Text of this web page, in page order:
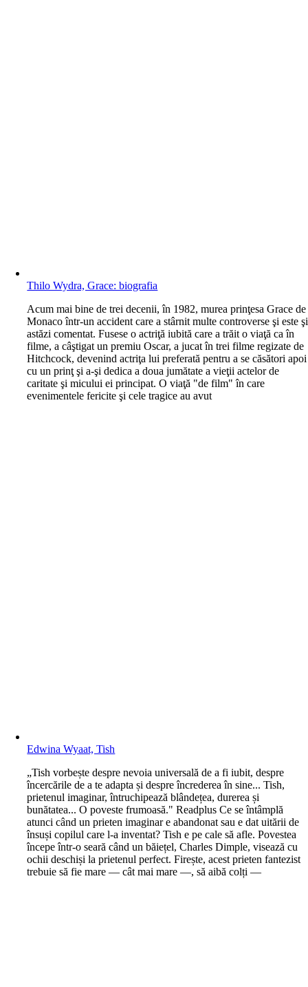
Thilo Wydra, Grace: biografia
Acum mai bine de trei decenii, în 1982, murea prinţesa Grace de
Monaco într-un accident care a stârnit multe controverse şi este şi
astăzi comentat. Fusese o actriţă iubită care a trăit o viaţă ca în
filme, a câştigat un premiu Oscar, a jucat în trei filme regizate de
Hitchcock, devenind actriţa lui preferată pentru a se căsători apoi
cu un prinţ şi a-şi dedica a doua jumătate a vieţii actelor de
caritate şi micului ei principat. O viaţă "de film" în care
evenimentele fericite şi cele tragice au avut
Edwina Wyaat, Tish
„Tish vorbește despre nevoia universală de a fi iubit, despre
încercările de a te adapta și despre încrederea în sine... Tish,
prietenul imaginar, întruchipează blândețea, durerea și
bunătatea... O poveste frumoasă." Readplus Ce se întâmplă
atunci când un prieten imaginar e abandonat sau e dat uitării de
însuși copilul care l-a inventat? Tish e pe cale să afle. Povestea
începe într-o seară când un băiețel, Charles Dimple, visează cu
ochii deschiși la prietenul perfect. Firește, acest prieten fantezist
trebuie să fie mare — cât mai mare —, să aibă colți —